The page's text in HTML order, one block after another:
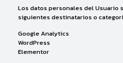
Los datos personales del Usuario
siguientes destinatarios o
Google Analytics
WordPress
Elementor